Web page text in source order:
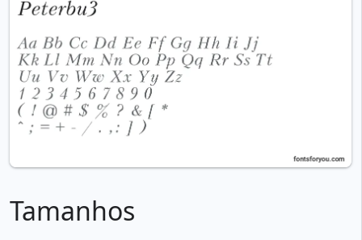
Tamanhos